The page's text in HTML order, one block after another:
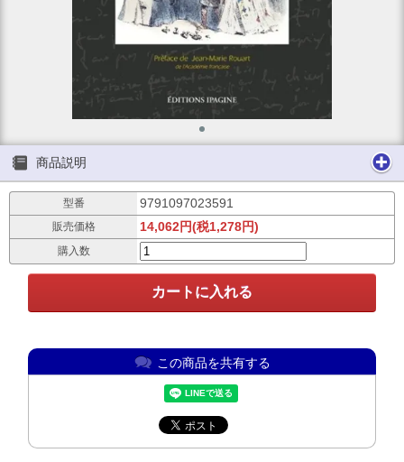
商品説明
型番 9791097023591
販売価格 14,062円(税1,278円)
購入数
この商品を共有する